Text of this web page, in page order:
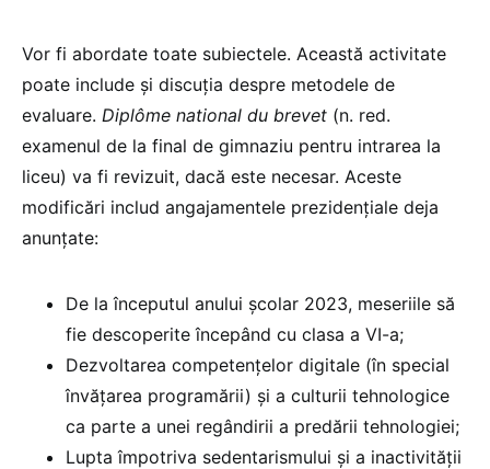
Vor fi abordate toate subiectele. Această activitate
poate include și discuția despre metodele de
evaluare. Diplôme national du brevet (n. red.
examenul de la final de gimnaziu pentru intrarea la
liceu) va fi revizuit, dacă este necesar. Aceste
modificări includ angajamentele prezidențiale deja
anunțate:
De la începutul anului școlar 2023, meseriile să
fie descoperite începând cu clasa a VI-a;
Dezvoltarea competențelor digitale (în special
învățarea programării) și a culturii tehnologice
ca parte a unei regândirii a predării tehnologiei;
Lupta împotriva sedentarismului și a inactivității